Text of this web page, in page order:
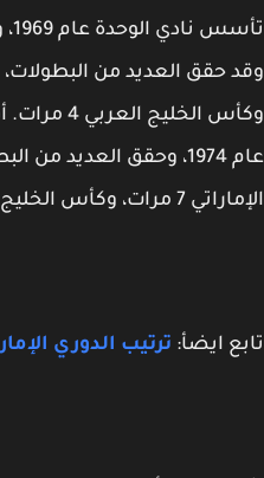
تأسس
وكأس الخليج
عام 1974، وحقق العديد من
وكأس الخليج العربي 5 مرات.
ايضأ:ترتيب الدوري